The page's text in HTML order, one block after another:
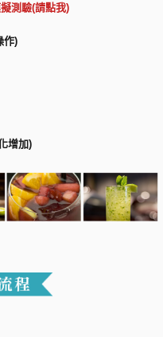
測驗(請點我)
作)
增加)